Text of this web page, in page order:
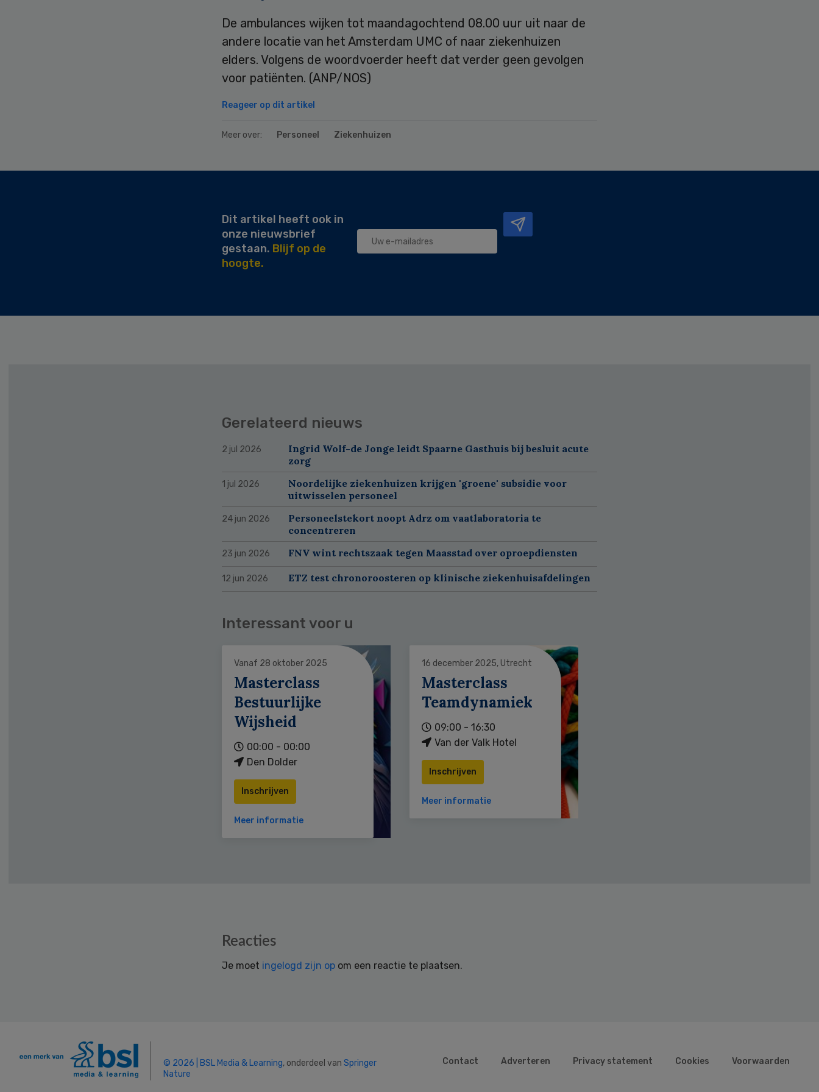
De ambulances wijken tot maandagochtend 08.00 uur uit naar de
andere locatie van het Amsterdam UMC of naar ziekenhuizen
elders. Volgens de woordvoerder heeft dat verder geen gevolgen
voor patiënten. (ANP/NOS)
Reageer op dit artikel
Meer over: Personeel Ziekenhuizen
Dit artikel heeft ook in
onze nieuwsbrief
gestaan. Blijf op de
hoogte.
Gerelateerd nieuws
2 jul 2026
Ingrid Wolf-de Jonge leidt Spaarne Gasthuis bij besluit acute
zorg
1 jul 2026
Noordelijke ziekenhuizen krijgen 'groene' subsidie voor
uitwisselen personeel
24 jun 2026
Personeelstekort noopt Adrz om vaatlaboratoria te
concentreren
23 jun 2026 FNV wint rechtszaak tegen Maasstad over oproepdiensten
12 jun 2026 ETZ test chronoroosteren op klinische ziekenhuisafdelingen
Interessant voor u
Vanaf 28 oktober 2025
Masterclass
Bestuurlijke
Wijsheid
00:00 - 00:00
Den Dolder
Inschrijven
Meer informatie
16 december 2025, Utrecht
Masterclass
Teamdynamiek
09:00 - 16:30
Van der Valk Hotel
Inschrijven
Meer informatie
Reacties
Je moet ingelogd zijn op om een reactie te plaatsen.
© 2026 | BSL Media & Learning, onderdeel van Springer
Nature
Contact Adverteren Privacy statement Cookies Voorwaarden